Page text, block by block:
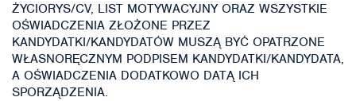
ŻYCIORYS/CV, LIST MOTYWACYJNY ORAZ WSZYSTKIE
OŚWIADCZENIA ZŁOŻONE PRZEZ
KANDYDATKI/KANDYDATÓW MUSZĄ BYĆ OPATRZONE
WŁASNORĘCZNYM PODPISEM KANDYDATKI/KANDYDATA,
A OŚWIADCZENIA DODATKOWO DATĄ ICH
SPORZĄDZENIA.